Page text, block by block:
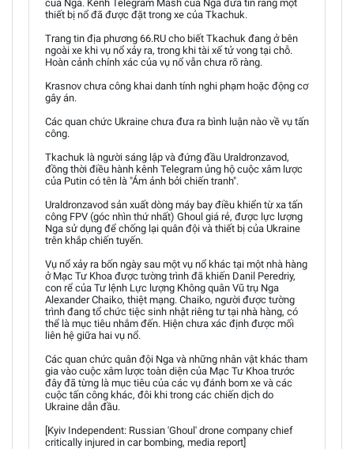
của Nga. Kênh Telegram Mash của Nga đưa tin rằng một
thiết bị nổ đã được đặt trong xe của Tkachuk.
Trang tin địa phương 66.RU cho biết Tkachuk đang ở bên
ngoài xe khi vụ nổ xảy ra, trong khi tài xế tử vong tại chỗ.
Hoàn cảnh chính xác của vụ nổ vẫn chưa rõ ràng.
Krasnov chưa công khai danh tính nghi phạm hoặc động cơ
gây án.
Các quan chức Ukraine chưa đưa ra bình luận nào về vụ tấn
công.
Tkachuk là người sáng lập và đứng đầu Uraldronzavod,
đồng thời điều hành kênh Telegram ủng hộ cuộc xâm lược
của Putin có tên là "Ám ảnh bởi chiến tranh".
Uraldronzavod sản xuất dòng máy bay điều khiển từ xa tấn
công FPV (góc nhìn thứ nhất) Ghoul giá rẻ, được lực lượng
Nga sử dụng để chống lại quân đội và thiết bị của Ukraine
trên khắp chiến tuyến.
Vụ nổ xảy ra bốn ngày sau một vụ nổ khác tại một nhà hàng
ở Mạc Tư Khoa được tường trình đã khiến Danil Peredriy,
con rể của Tư lệnh Lực lượng Không quân Vũ trụ Nga
Alexander Chaiko, thiệt mạng. Chaiko, người được tường
trình đang tổ chức tiệc sinh nhật riêng tư tại nhà hàng, có
thể là mục tiêu nhắm đến. Hiện chưa xác định được mối
liên hệ giữa hai vụ nổ.
Các quan chức quân đội Nga và những nhân vật khác tham
gia vào cuộc xâm lược toàn diện của Mạc Tư Khoa trước
đây đã từng là mục tiêu của các vụ đánh bom xe và các
cuộc tấn công khác, đôi khi trong các chiến dịch do
Ukraine dẫn đầu.
[Kyiv Independent: Russian 'Ghoul' drone company chief
critically injured in car bombing, media report]